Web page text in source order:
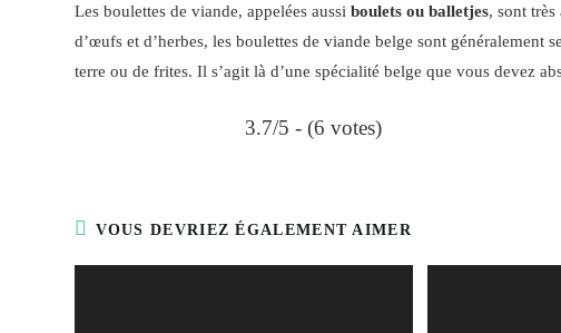
Les boulettes de viande, appelées aussiboulets ou balletjes, sont
d’œufs et d’herbes, les boulettes de viande belge sont généralement
terre ou de frites. Il s’agit là d’une spécialité belge que vous devez
3.7/5 - (6 votes)
VOUS DEVRIEZ ÉGALEMENT AIMER